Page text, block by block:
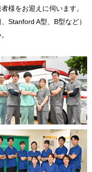
様をお迎えに伺います。
Stanford A型、B型など）